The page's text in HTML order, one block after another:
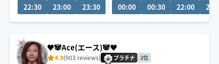
👍揉まれ慣れてる方もリラクゼーション初めてな方にも
🌟90分コースが一番人気です。
(全身オーダーメイド施術は もみほぐしオイル120分セッ
トをお選び下さい)
22:30 23:00 23:30 00:00 00:30 22:00
♥️🐼Ace(エース)🐼♥️
4.9(903 reviews) プラチナ 2位